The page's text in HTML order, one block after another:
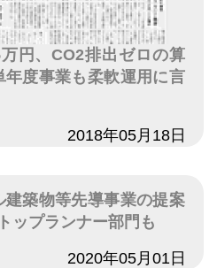
円、CO2排出ゼロの算
度事業も柔軟運用に言
2018年05月18日
建築物等先導事業の提案
ップランナー部門も
2020年05月01日